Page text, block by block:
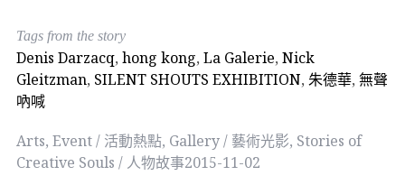
Tags from the story
Denis Darzacq, hong kong, La Galerie, Nick
Gleitzman, SILENT SHOUTS EXHIBITION, 朱德華, 無聲
吶喊
Arts, Event / 活動熱點, Gallery / 藝術光影, Stories of
Creative Souls / 人物故事2015-11-02